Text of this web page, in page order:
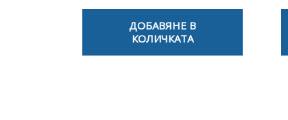
ДОБАВЯНЕ В
КОЛИЧКАТА